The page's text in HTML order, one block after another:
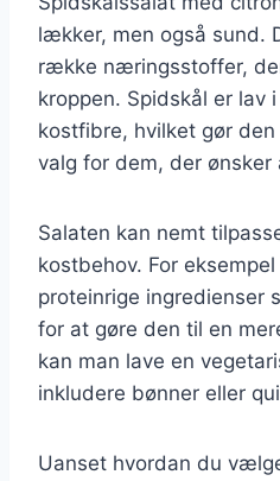
lækker, men også sund.
række næringsstoffer,
kroppen. Spidskål er lav
kostfibre, hvilket gør
valg for dem, der ønsker
Salaten kan nemt
kostbehov. For
proteinrige ingredienser
for at gøre den til en
kan man lave en
inkludere bønner eller
Uanset hvordan du